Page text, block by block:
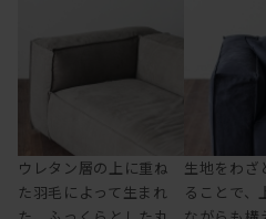
ウレタン層の上に重ね
た羽毛によって生まれ
生地をわざ
ることで、